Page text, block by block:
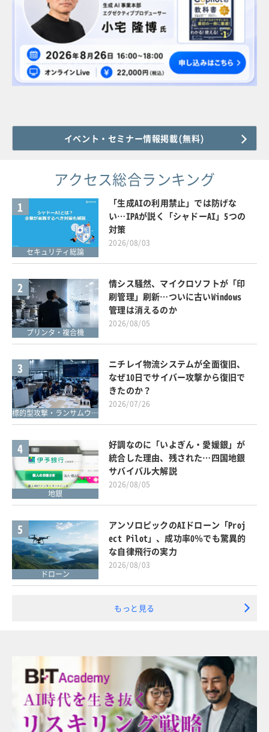
イベント・セミナー情報掲載(無料)
アクセス総合ランキング
1
セキュリティ総論
「生成AIの利用禁止」では防げな
い…IPAが説く「シャドーAI」5つの
対策
2026/08/03
2
プリンタ・複合機
情シス騒然、マイクロソフトが「印
刷管理」刷新…ついに古いWindows
管理は消えるのか
2026/08/05
3
標的型攻撃・ランサムウェア対策
ニチレイ物流システムが全面復旧、
なぜ10日でサイバー攻撃から復旧で
きたのか？
2026/07/26
4
地銀
好調なのに「いよぎん・愛媛銀」が
統合した理由、残された…四国地銀
サバイバル大解説
2026/08/05
5
ドローン
アンソロピックのAIドローン「Proj
ect Pilot」、成功率0％でも驚異的
な自律飛行の実力
2026/08/03
もっと見る